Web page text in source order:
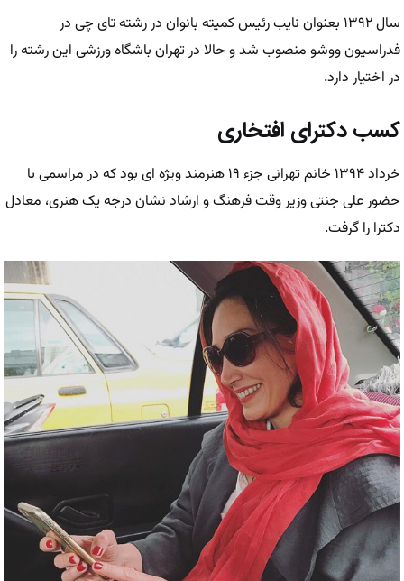
سال ۱۳۹۲ بعنوان نایب رئیس کمیته بانوان در رشته تای چی در
فدراسیون ووشو منصوب شد و حالا در تهران باشگاه ورزشی این رشته را
در اختیار دارد.
کسب دکترای افتخاری
خرداد ۱۳۹۴ خانم تهرانی جزء ۱۹ هنرمند ویژه ای بود که در مراسمی با
حضور علی جنتی وزیر وقت فرهنگ و ارشاد نشان درجه یک هنری، معادل
دکترا را گرفت.